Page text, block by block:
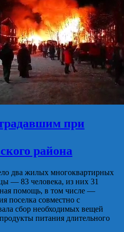
при
района
два жилых многоквартирных
— 83 человека, из них 31
помощь, в том числе —
поселка совместно с
сбор необходимых вещей
питания длительного